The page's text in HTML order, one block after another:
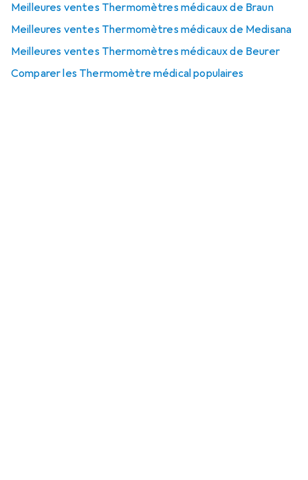
Meilleures ventes Thermomètres médicaux de Braun
Meilleures ventes Thermomètres médicaux de Medisana
Meilleures ventes Thermomètres médicaux de Beurer
Comparer les Thermomètre médical populaires